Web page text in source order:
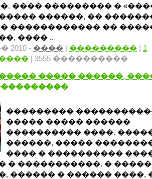
���� ��������� �
������, ��
������������ ��
���� ..
2010 - ���� | ��������� | 1
| 3555 ����������
����� ������,
���������
����� ����� ������
���������� ����.
������, �����
���� � ����������
� �����������. �
������ � ������ ����,